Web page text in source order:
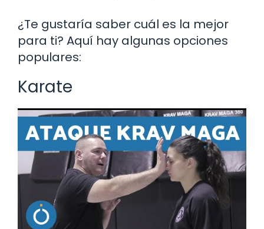
¿Te gustaría saber cuál es la mejor
para ti? Aquí hay algunas opciones
populares:
Karate